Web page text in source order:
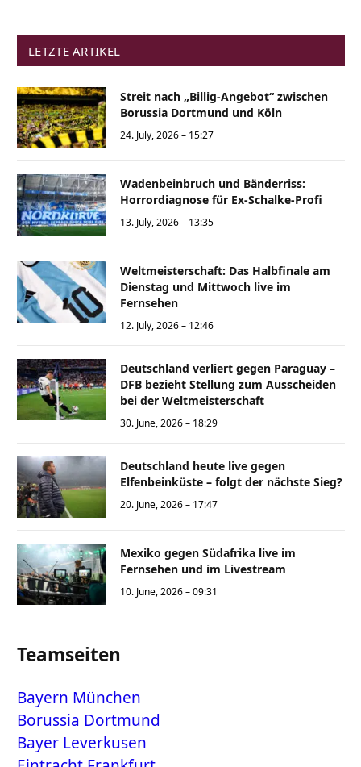
LETZTE ARTIKEL
Streit nach „Billig-Angebot“ zwischen
Borussia Dortmund und Köln
24. July, 2026 – 15:27
Wadenbeinbruch und Bänderriss:
Horrordiagnose für Ex-Schalke-Profi
13. July, 2026 – 13:35
Weltmeisterschaft: Das Halbfinale am
Dienstag und Mittwoch live im
Fernsehen
12. July, 2026 – 12:46
Deutschland verliert gegen Paraguay –
DFB bezieht Stellung zum Ausscheiden
bei der Weltmeisterschaft
30. June, 2026 – 18:29
Deutschland heute live gegen
Elfenbeinküste – folgt der nächste Sieg?
20. June, 2026 – 17:47
Mexiko gegen Südafrika live im
Fernsehen und im Livestream
10. June, 2026 – 09:31
Teamseiten
Bayern München
Borussia Dortmund
Bayer Leverkusen